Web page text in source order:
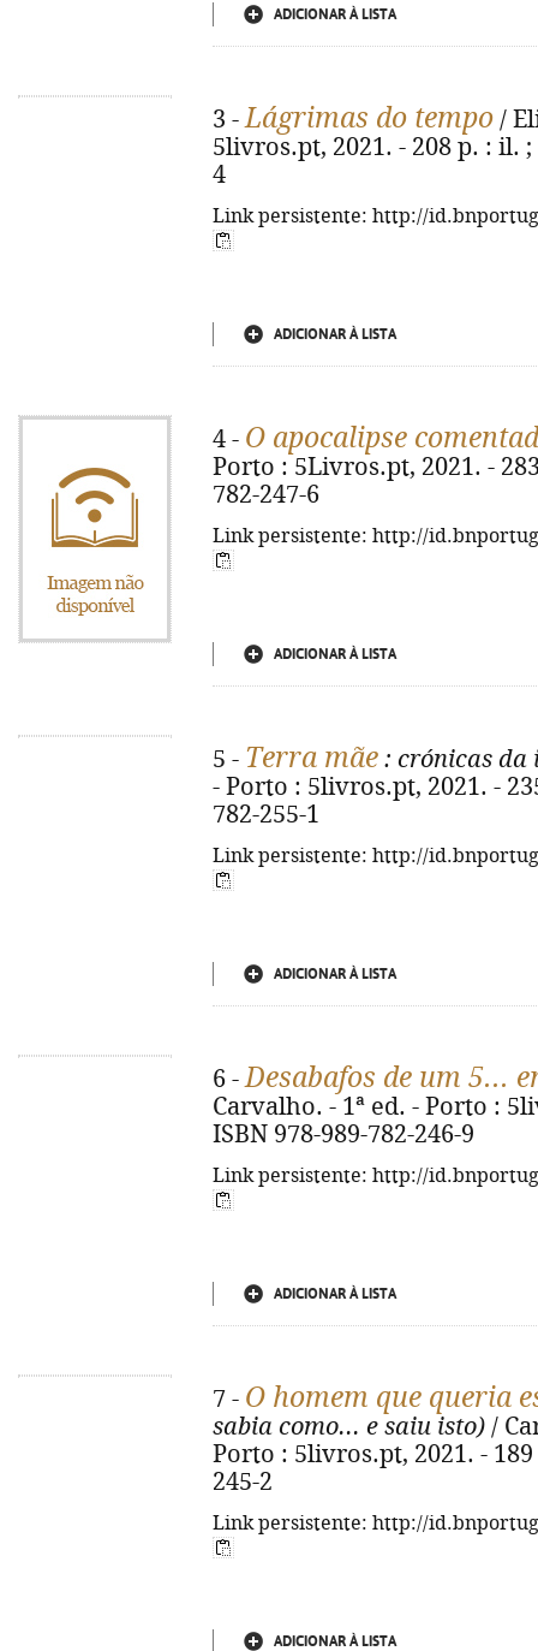
ADICIONAR À LISTA
3 -Lágrimas do tempo /
5livros.pt, 2021. - 208 p. : il. ;
4
Link persistente: http://
ADICIONAR À LISTA
4 - O apocalipse
Porto : 5Livros.pt, 2021. -
782-247-6
Link persistente: http://
ADICIONAR À LISTA
5 - Terra mãe : crónicas da
- Porto : 5livros.pt, 2021. -
782-255-1
Link persistente: http://
ADICIONAR À LISTA
6 -Desabafos de um 5...
Carvalho. - 1ª ed. - Porto :
ISBN 978-989-782-246-9
Link persistente: http://
ADICIONAR À LISTA
7 - O homem que queria
sabia como... e saiu isto) /
Porto : 5livros.pt, 2021. - 189
245-2
Link persistente: http://
ADICIONAR À LISTA